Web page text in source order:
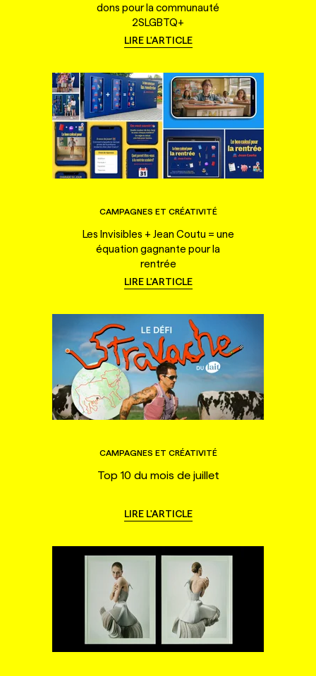
dons pour la communauté
2SLGBTQ+
LIRE L'ARTICLE
CAMPAGNES ET CRÉATIVITÉ
Les Invisibles + Jean Coutu = une
équation gagnante pour la
rentrée
LIRE L'ARTICLE
CAMPAGNES ET CRÉATIVITÉ
Top 10 du mois de juillet
LIRE L'ARTICLE